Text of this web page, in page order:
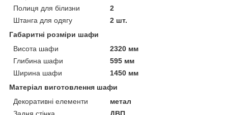
Полиця для білизни
2
Штанга для одягу
2 шт.
Габаритні розміри шафи
Висота шафи
2320 мм
Глибина шафи
595 мм
Ширина шафи
1450 мм
Матеріал виготовлення шафи
Декоративні елементи
метал
Задня стінка
ДВП